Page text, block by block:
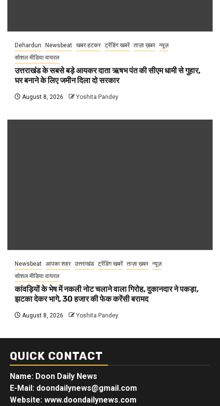
Dehardun Newsbeat खबर हटकर ट्रेंडिंग खबरें ताज़ा ख़बर न्यूज़
सोशल मीडिया वायरल
उत्तराखंड के सबसे बड़े आयकर दाता ऋषभ पंत की सीएम धामी से गुहार,
घर बनाने के लिए जमीन दिला दो सरकार
August 8, 2026 Yoshita Pandey
Newsbeat आपका शहर उत्तराखंड ट्रेंडिंग खबरें ताज़ा ख़बर न्यूज़
सोशल मीडिया वायरल
कांवड़ियों के भेष में नकली नोट चलाने वाला गिरोह, दुकानदार ने पकड़ा,
झटका देकर भागे, 30 हजार की फेक करेंसी बरामद
August 8, 2026 Yoshita Pandey
QUICK CONTACT
Name: Doon Daily News
E-Mail: doondailynews@gmail.com
Website: www.doondailynews.com